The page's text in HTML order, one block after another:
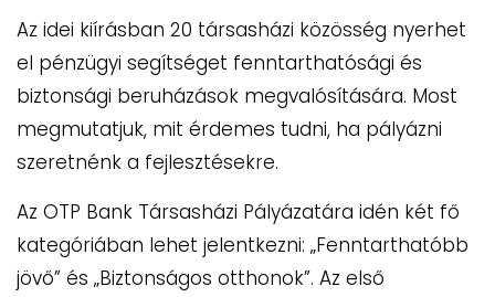
Az idei kiírásban 20 társasházi közösség nyerhet
el pénzügyi segítséget fenntarthatósági és
biztonsági beruházások megvalósítására. Most
megmutatjuk, mit érdemes tudni, ha pályázni
szeretnénk a fejlesztésekre.
Az OTP Bank Társasházi Pályázatára idén két fő
kategóriában lehet jelentkezni: „Fenntarthatóbb
jövő” és „Biztonságos otthonok”. Az első